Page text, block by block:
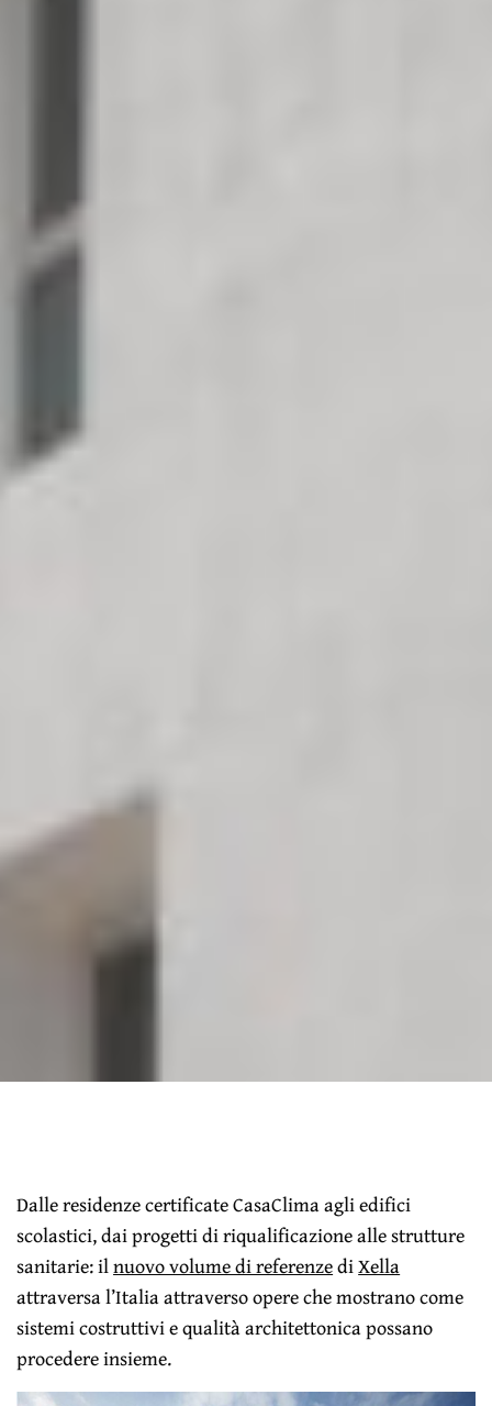
Dalle residenze certificate CasaClima agli edifici
scolastici, dai progetti di riqualificazione alle strutture
sanitarie: ilnuovo volume di referenzediXella
attraversa l’Italia attraverso opere che mostrano come
sistemi costruttivi e qualità architettonica possano
procedere insieme.